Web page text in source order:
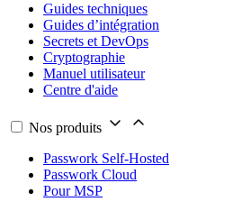
Guides techniques
Guides d’intégration
Secrets et DevOps
Cryptographie
Manuel utilisateur
Centre d'aide
Nos produits
Passwork Self-Hosted
Passwork Cloud
Pour MSP